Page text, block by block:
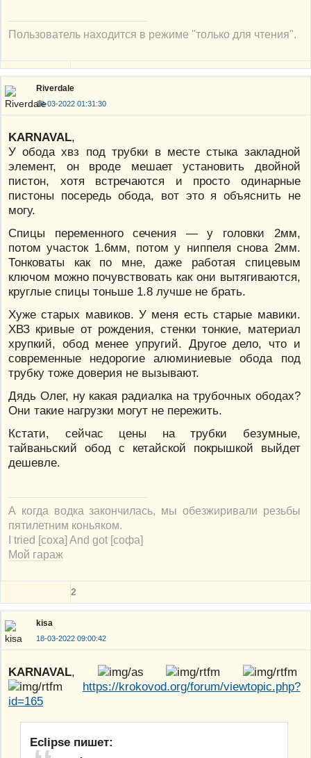
Пользователь находится в режиме "только для чтения".
Riverdale
18-03-2022 01:31:30
KARNAVAL,
У обода хвз под трубки в месте стыка закладной
элемент, он вроде мешает установить двойной
пистон, хотя встречаются и просто одинарные
пистоны посередь обода, вот это я объяснить не
могу.
Спицы переменного сечения — у головки 2мм,
потом участок 1.6мм, потом у ниппеля снова 2мм.
Тонковаты как по мне, даже работая спицевым
ключом можно почувствовать как они вытягиваются,
круглые спицы тоньше 1.8 лучше не брать.
Хуже старых мавиков. У меня есть старые мавики.
ХВЗ кривые от рождения, стенки тонкие, материал
хрупкий, обод менее упругий. Другое дело, что и
современные недорогие алюминиевые обода под
трубку тоже доверия не вызывают.
Дядь Олег, ну какая радиалка на трубочных ободах?
Они такие нагрузки могут не пережить.
Кстати, сейчас цены на трубки безумные,
тайваньский обод с кетайской покрышкой выйдет
дешевле.
А когда водка закончилась, мы обезжиривали резьбы
пятилетним коньяком.
I tried [соха] And got [софа]
Мой гараж
2
kisa
18-03-2022 09:00:42
KARNAVAL,
https://krokovod.org/forum/viewtopic.php?
id=165
Eclipse пишет: